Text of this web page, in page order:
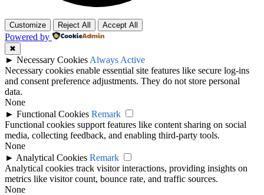
Customize Reject All Accept All
Powered by
✖
► Necessary Cookies Always Active
Necessary cookies enable essential site features like secure log-ins
and consent preference adjustments. They do not store personal
data.
None
► Functional Cookies Remark
Functional cookies support features like content sharing on social
media, collecting feedback, and enabling third-party tools.
None
► Analytical Cookies Remark
Analytical cookies track visitor interactions, providing insights on
metrics like visitor count, bounce rate, and traffic sources.
None